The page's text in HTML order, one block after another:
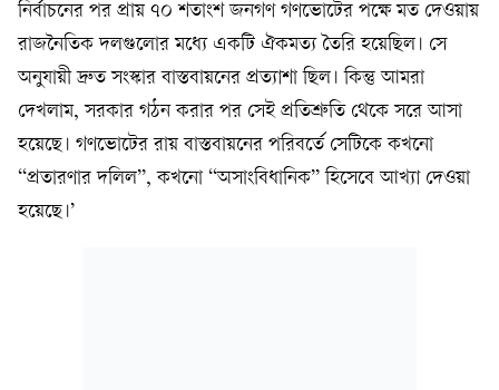
নির্বাচনের পর প্রায় ৭০ শতাংশ জনগণ গণভোটের পক্ষে মত দেওয়ায়
রাজনৈতিক দলগুলোর মধ্যে একটি ঐকমত্য তৈরি হয়েছিল। সে
অনুযায়ী দ্রুত সংস্কার বাস্তবায়নের প্রত্যাশা ছিল। কিন্তু আমরা
দেখলাম, সরকার গঠন করার পর সেই প্রতিশ্রুতি থেকে সরে আসা
হয়েছে। গণভোটের রায় বাস্তবায়নের পরিবর্তে সেটিকে কখনো
‘‘প্রতারণার দলিল’’, কখনো ‘‘অসাংবিধানিক’’ হিসেবে আখ্যা দেওয়া
হয়েছে।’